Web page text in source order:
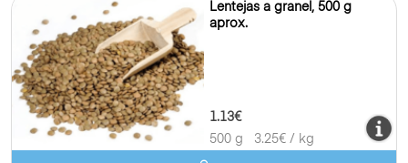
Lentejas a granel, 500 g
aprox.
1.13€
500 g
3.25€ / kg